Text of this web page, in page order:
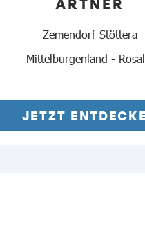
ARTNER
Zemendorf-Stöttera
Mittelburgenland -
JETZT